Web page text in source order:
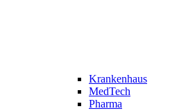
Krankenhaus
MedTech
Pharma